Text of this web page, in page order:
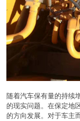
随着汽车保有量的持续
的现实问题。在保定地
的方向发展。对于车主